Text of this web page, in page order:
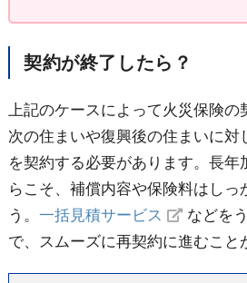
契約が終了したら？
上記のケースによって火災保険の
次の住まいや復興後の住まいに対
を契約する必要があります。長
らこそ、補償内容や保険料はしっ
う。 一括見積サービス
などを
で、スムーズに再契約に進むこと